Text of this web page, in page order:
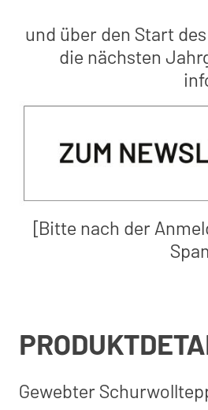
und über den Start
die nächsten
[Bitte nach der
Gewebter